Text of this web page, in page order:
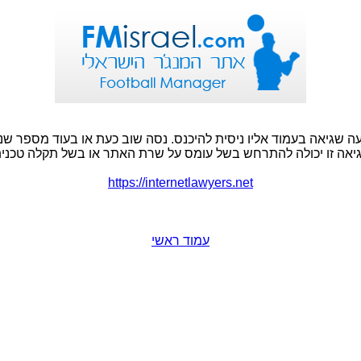
שגיאה בעמוד אליו ניסית להיכנס. נסה שוב כעת או בעוד מספר
זו יכולה להתרחש בשל עומס על שרת האתר או בשל תקלה
https://internetlawyers.net
עמוד ראשי